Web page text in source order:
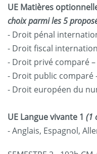
UE Matières
choix parmi les 5
- Droit pénal
- Droit fiscal
- Droit privé comparé –
- Droit public comparé
- Droit européen du
UE Langue vivante 1 (1
- Anglais, Espagnol,